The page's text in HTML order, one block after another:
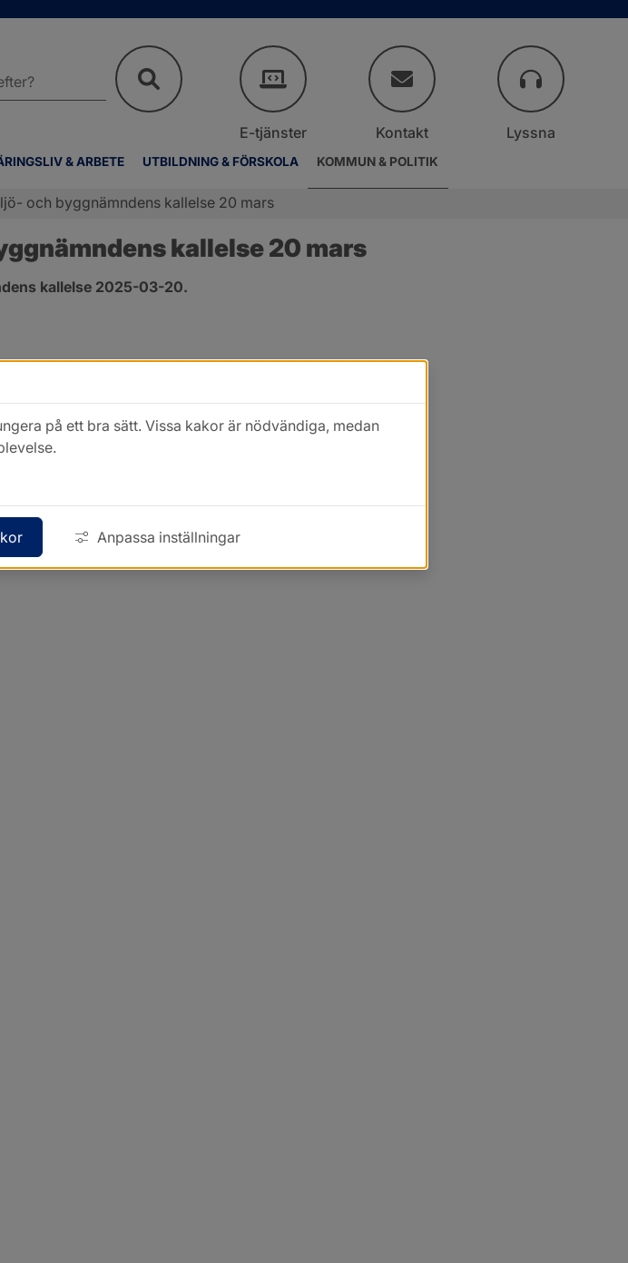
& ARBETE UTBILDNING & FÖRSKOLA KOMMUN & POLITIK
E-tjänster Kontakt Lyssna
och byggnämndens kallelse 20 mars
kallelse 20 mars
kallelse 2025-03-20.
159.9 kB, öppnas i nytt fönster.
på ett bra sätt. Vissa kakor är nödvändiga, medan
Anpassa inställningar